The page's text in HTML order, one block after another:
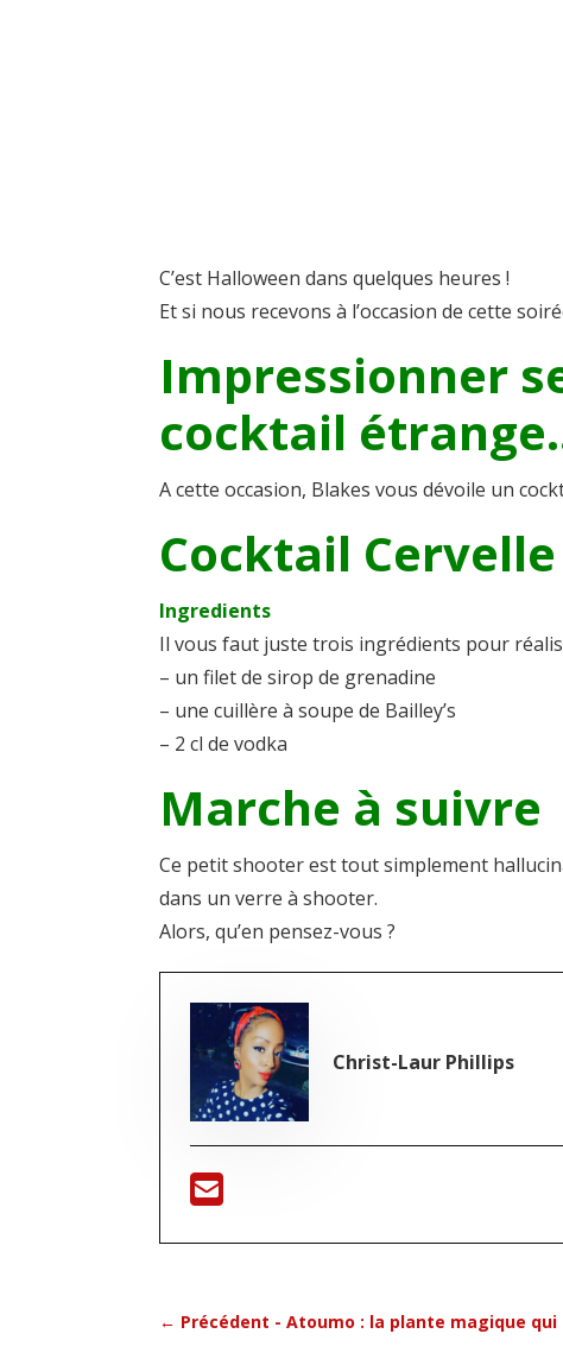
C’est Halloween dans quelques heures !
Et si nous recevons à l’occasion de cette
Impressionner
cocktail
A cette occasion, Blakes vous dévoile un
Cocktail
Ingredients
Il vous faut juste trois ingrédients pour
– un filet de sirop de grenadine
– une cuillère à soupe de Bailley’s
– 2 cl de vodka
Marche à suivre
Ce petit shooter est tout simplement
dans un verre à shooter.
Alors, qu’en pensez-vous ?
Christ-Laur Phillips
← Précédent - Atoumo : la plante magique